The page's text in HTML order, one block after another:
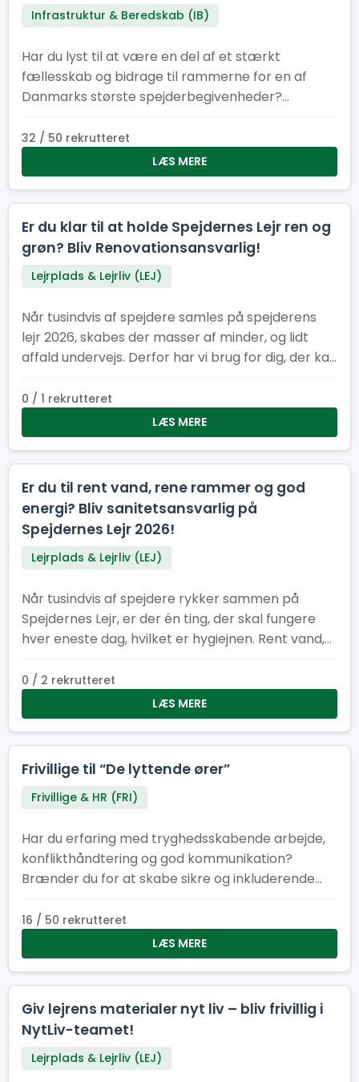
Infrastruktur & Beredskab (IB)
Har du lyst til at være en del af et stærkt
fællesskab og bidrage til rammerne for en af
Danmarks største spejderbegivenheder?
medhjælpere til flere perioder før, under og efter
lejren. Uanset om du kan være med i få dage eller
i en længere periode, er din indsats afgørende for,
velfungerende lejr.
32 / 50 rekrutteret
LÆS MERE
Er du klar til at holde Spejdernes Lejr ren og
grøn? Bliv Renovationsansvarlig!
Lejrplads & Lejrliv (LEJ)
Når tusindvis af spejdere samles på spejderens
lejr 2026, skabes der masser af minder, og lidt
affald undervejs. Derfor har vi brug for dig, der kan
bæredygtig
0 / 1 rekrutteret
LÆS MERE
Er du til rent vand, rene rammer og god
energi? Bliv sanitetsansvarlig på
Spejdernes Lejr 2026!
Lejrplads & Lejrliv (LEJ)
Når tusindvis af spejdere rykker sammen på
Spejdernes Lejr, er der én ting, der skal fungere
hver eneste dag, hvilket er hygiejnen. Rent vand,
er helt afgørende for, at lejren kan køre rundt og
være et trygt og rart sted for alle
0 / 2 rekrutteret
LÆS MERE
Frivillige til “De lyttende ører”
Frivillige & HR (FRI)
Har du erfaring med tryghedsskabende arbejde,
konflikthåndtering og god kommunikation?
Brænder du for at skabe sikre og inkluderende
vores tryghedskabende team vi kalder “De
Tryghedsværter eller lignende fra andre store
kalde os selv for “De lyttende ører”, som tager
afsæt i det engelske koncept “Listening ears” der
også findes på bl.a. verdensjamboreen.
16 / 50 rekrutteret
LÆS MERE
Giv lejrens materialer nyt liv – bliv frivillig i
NytLiv-teamet!
Lejrplads & Lejrliv (LEJ)